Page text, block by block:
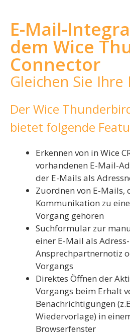
E-Mail-
dem Wice
Connector
Gleichen Sie Ihre
Der Wice
bietet folgende
Erkennen von in Wice
vorhandenen E-Mail-
der E-Mails als
Zuordnen von E-Mails,
Kommunikation zu
Vorgang gehören
Suchformular zur
einer E-Mail als
Ansprechpartnernotiz
Vorgangs
Direktes Öffnen der
Vorgangs beim Erhalt
Benachrichtigungen
Wiedervorlage) in
Browserfenster